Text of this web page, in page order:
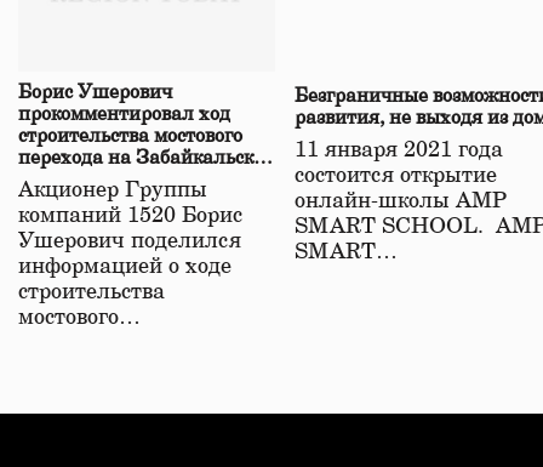
Борис Ушерович
прокомментировал ход
строительства мостового
перехода на Забайкальской
железной дороге
Акционер Группы
компаний 1520 Борис
Ушерович поделился
информацией о ходе
строительства
мостового…
Безграничные
развития, не выходя из
11 января 2021 года
состоится открытие
онлайн-школы АМР
SMART SCHOOL.
SMART…